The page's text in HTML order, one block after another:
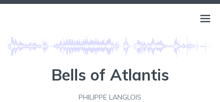
Aller
Ouvrir
menu
Bells of Atlantis
PHILIPPE LANGLOIS